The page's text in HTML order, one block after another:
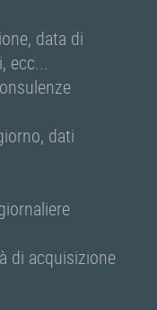
data di
ecc...
dati
di acquisizione